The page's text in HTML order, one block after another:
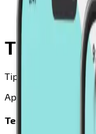
Portfólio
Thirst Project
Thirst
Tipo
Aplicação Móvel
Tech Stack